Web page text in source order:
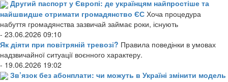
Другий паспорт у Європі: де українцям найпростіше та
найшвидше отримати громадянство ЄС Хоча процедура
набуття громадянства зазвичай займає роки, існують
- 23.06.2026 09:10
Як діяти при повітряній тревозі? Правила поведінки в умовах
надзвичайної ситуації воєнного характеру.
- 19.06.2026 19:02
Зв’язок без абонплати: чи можуть в Україні змінити модель